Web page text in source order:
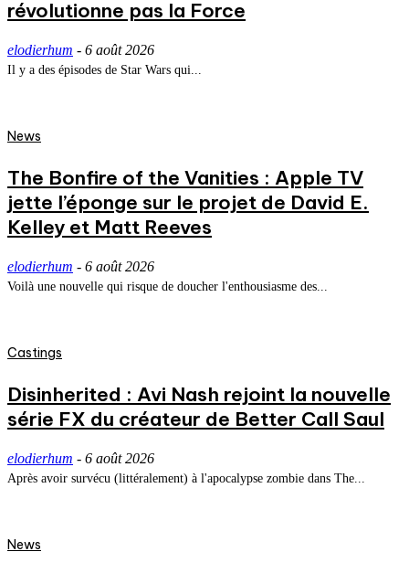
révolutionne pas la Force
elodierhum - 6 août 2026
Il y a des épisodes de Star Wars qui...
News
The Bonfire of the Vanities : Apple TV
jette l’éponge sur le projet de David E.
Kelley et Matt Reeves
elodierhum - 6 août 2026
Voilà une nouvelle qui risque de doucher l'enthousiasme des...
Castings
Disinherited : Avi Nash rejoint la nouvelle
série FX du créateur de Better Call Saul
elodierhum - 6 août 2026
Après avoir survécu (littéralement) à l'apocalypse zombie dans The...
News